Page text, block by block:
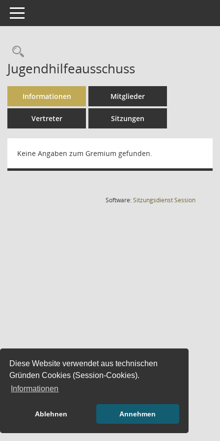
Diese Website verwendet aus technischen
Gründen Cookies (Session-Cookies).
Informationen
Ablehnen Annehmen
Toggle navigation
Rechercheauswahl
Jugendhilfeausschuss
Informationen Mitglieder
Vertreter Sitzungen
Keine Angaben zum Gremium gefunden.
Software:SitzungsdienstSession(Wird in